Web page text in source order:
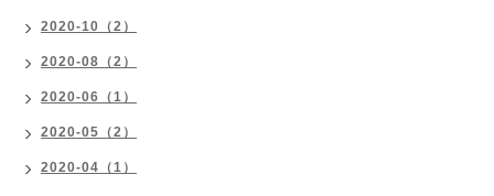
2020-10（2）
2020-08（2）
2020-06（1）
2020-05（2）
2020-04（1）